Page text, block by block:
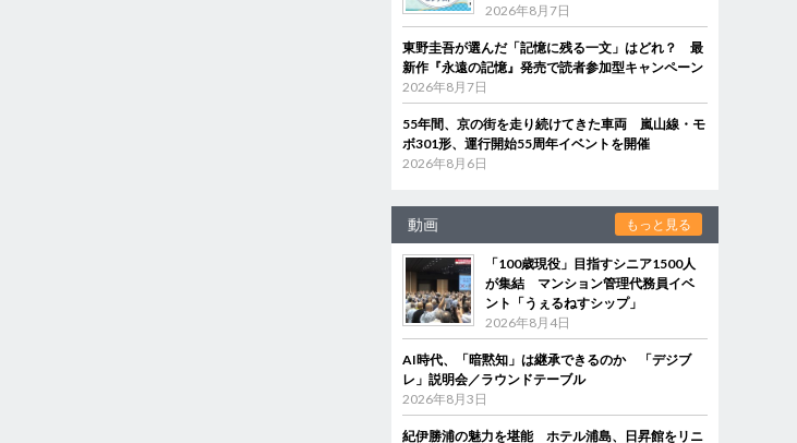
2026年8月7日
東野圭吾が選んだ「記憶に残る一文」はどれ？ 最
新作『永遠の記憶』発売で読者参加型キャンペーン
2026年8月7日
55年間、京の街を走り続けてきた車両 嵐山線・モ
ボ301形、運行開始55周年イベントを開催
2026年8月6日
動画 もっと見る
「100歳現役」目指すシニア1500人
が集結 マンション管理代務員イベ
ント「うぇるねすシップ」
2026年8月4日
AI時代、「暗黙知」は継承できるのか 「デジブ
レ」説明会／ラウンドテーブル
2026年8月3日
紀伊勝浦の魅力を堪能 ホテル浦島、日昇館をリニ